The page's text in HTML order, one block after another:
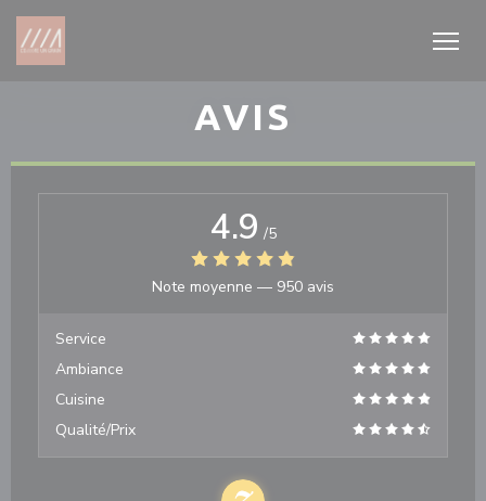
Personnalisation de vos choix en matière de cookies
AVIS
4.9 /5
Note moyenne — 950 avis
Service
Ambiance
Cuisine
Qualité/Prix